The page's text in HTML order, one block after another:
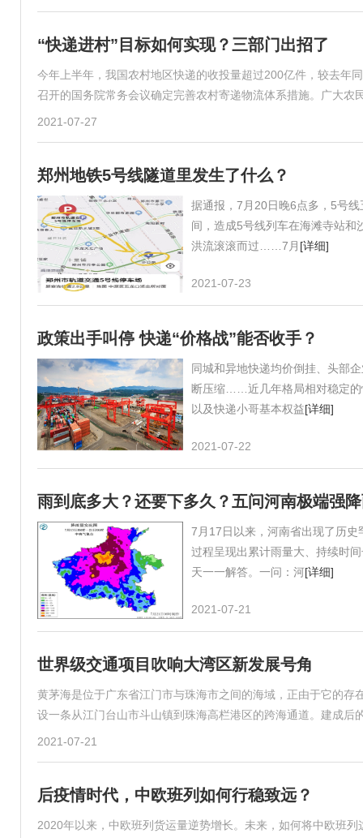
“快递进村”目标如何实现？三部门出招了
今年上半年，我国农村地区快递的收投量超过200亿件，较去年
召开的国务院常务会议确定完善农村寄递物流体系措施。广大农
2021-07-27
郑州地铁5号线隧道里发生了什么？
据通报，7月20日晚6点多，5号
间，造成5号线列车在海滩寺站和
洪流滚滚而过……7月 [详细]
2021-07-23
政策出手叫停 快递“价格战”能否收手？
同城和异地快递均价倒挂、头部
断压缩……近几年格局相对稳定的
以及快递小哥基本权益[详细]
2021-07-22
雨到底多大？还要下多久？五问河南极端强
7月17日以来，河南省出现了历
过程呈现出累计雨量大、持续时
天一一解答。一问：河[详细]
2021-07-21
世界级交通项目吹响大湾区新发展号角
黄茅海是位于广东省江门市与珠海市之间的海域，正由于它的
设一条从江门台山市斗山镇到珠海高栏港区的跨海通道。建成后
2021-07-21
后疫情时代，中欧班列如何行稳致远？
2020年以来，中欧班列货运量逆势增长。未来，如何将中欧班